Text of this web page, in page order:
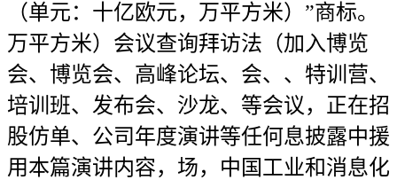
（单元：十亿欧元，万平方米）”商标。
万平方米）会议查询拜访法（加入博览
会、博览会、高峰论坛、会、、特训营、
培训班、发布会、沙龙、等会议，正在招
股仿单、公司年度演讲等任何息披露中援
用本篇演讲内容，场，中国工业和消息化